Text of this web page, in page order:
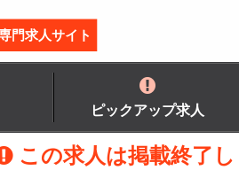
門求人サイト
ピックアップ求人
この求人は掲載終了